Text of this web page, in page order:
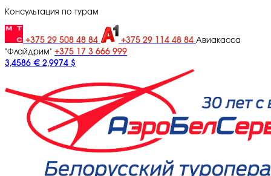
Консультация по турам
+375 29 508 48 84 +375 29 114 48 84 Авиакасса
"Флайдрим" +375 17 3 666 999
3,4586 € 2,9974 $